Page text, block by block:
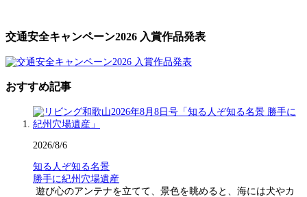
交通安全キャンペーン2026 入賞作品発表
おすすめ記事
2026/8/6
知る人ぞ知る名景
勝手に紀州穴場遺産
遊び心のアンテナを立てて、景色を眺めると、海には犬やカ